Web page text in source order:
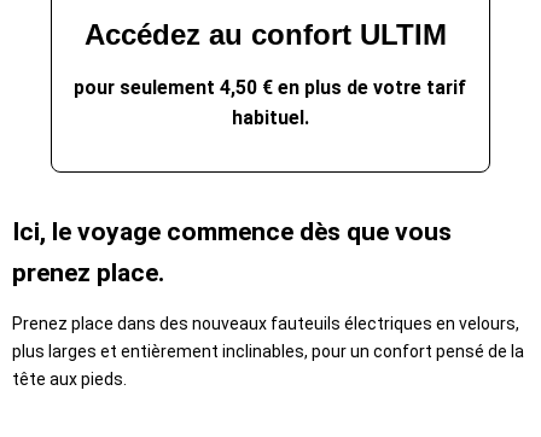
Accédez au confort ULTIM
pour seulement 4,50 € en plus de votre tarif
habituel.
Ici, le voyage commence dès que vous
prenez place.
Prenez place dans des nouveaux fauteuils électriques en velours,
plus larges et entièrement inclinables, pour un confort pensé de la
tête aux pieds.